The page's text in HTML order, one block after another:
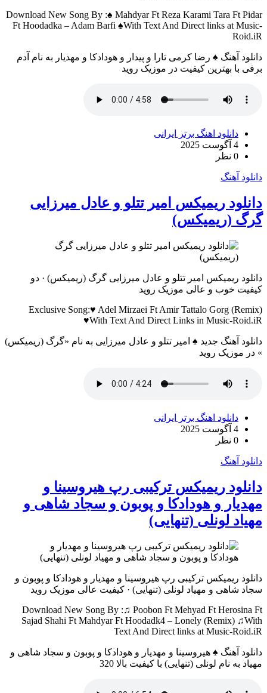
Download New Song By :♠ Mahdyar Ft Reza Karami Tara Ft Pidar
Ft Hoodadka – Adam Barfi ♠With Text And Direct links at Music-
Roid.iR
دانلود آهنگ ♠ رضا کرمی تارا و پیدار و هودادکا و مهدیار به نام آدم
برفی با بهترین کیفیت در موزیک روید
دانلود اهنگ برتر ایرانی
4 آگوست 2025
0 نظر
دانلود آهنگ
دانلود ریمیکس امیر تتلو و عادل میرزایی
گرگ (ریمیکس)
دانلود ریمیکس امیر تتلو و عادل میرزایی گرگ (ریمیکس) · دو
کیفیت خوب و عالی موزیک روید
Exclusive Song:♥ Adel Mirzaei Ft Amir Tattalo Gorg (Remix)
♥With Text And Direct Links in Music-Roid.iR
دانلود آهنگ جدید ♠ امیر تتلو و عادل میرزایی به نام «گرگ (ریمیکس)
» در موزیک روید
دانلود اهنگ برتر ایرانی
4 آگوست 2025
0 نظر
دانلود آهنگ
دانلود ریمیکس ترکیبی رپ هیروسینا و
مهدیار و هودادکا و پوبون و سجاد شاهی و
مهیاد لونلی (تنهایی)
دانلود ریمیکس ترکیبی رپ هیروسینا و مهدیار و هودادکا و پوبون و
سجاد شاهی و مهیاد لونلی (تنهایی) · کیفیت عالی موزیک روید
Download New Song By :♫ Poobon Ft Mehyad Ft Herosina Ft
Sajad Shahi Ft Mahdyar Ft Hoodadk4 – Lonely (Remix) ♫With
Text And Direct links at Music-Roid.iR
دانلود آهنگ ♠ هیروسینا و مهدیار و هودادکا و پوبون و سجاد شاهی و
مهیاد به نام لونلی (تنهایی) با کیفیت بالا 320